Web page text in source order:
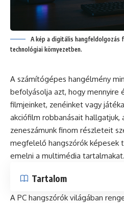
A kép a digitális hangfeldolgozás
technológiai környezetben.
A számítógépes hangélmény
befolyásolja azt, hogy mennyire
filmjeinket, zenéinket vagy
akciófilm robbanásait hallgatjuk,
zeneszámunk finom részleteit
megfelelő hangszórók képesek
emelni a multimédia tartalmakat.
Tartalom
A PC hangszórók világában